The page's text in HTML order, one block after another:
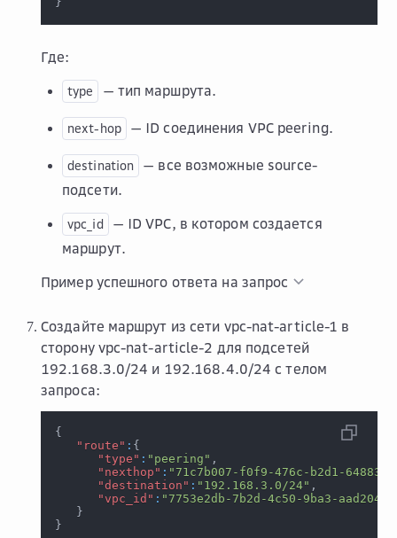
Где:
type — тип маршрута.
next-hop — ID соединения VPC peering.
destination
— все возможные source-
подсети.
vpc_id
— ID VPC, в котором создается
маршрут.
Пример успешного ответа на запрос
Создайте маршрут из сети vpc-nat-article-1 в
сторону vpc-nat-article-2 для подсетей
192.168.3.0/24 и 192.168.4.0/24 с телом
запроса:
{
"route" : {
"type" : "peering" ,
"nexthop" : "71c7b007-f0f9-476c-b2d1-
"destination" : "192.168.3.0/24" ,
"vpc_id" : "7753e2db-7b2d-4c50-9ba3-
}
}